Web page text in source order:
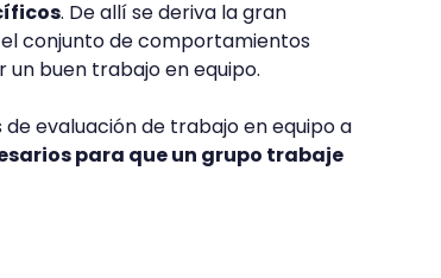
. De allí se deriva la gran
conjunto de comportamientos
buen trabajo en equipo.
evaluación de trabajo en equipo a
para que un grupo trabaje